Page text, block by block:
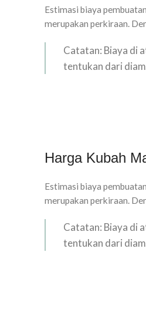
Estimasi biaya
merupakan perkiraan.
Catatan: Biaya di
tentukan dari
Harga Kubah
Estimasi biaya
merupakan perkiraan.
Catatan: Biaya di
tentukan dari